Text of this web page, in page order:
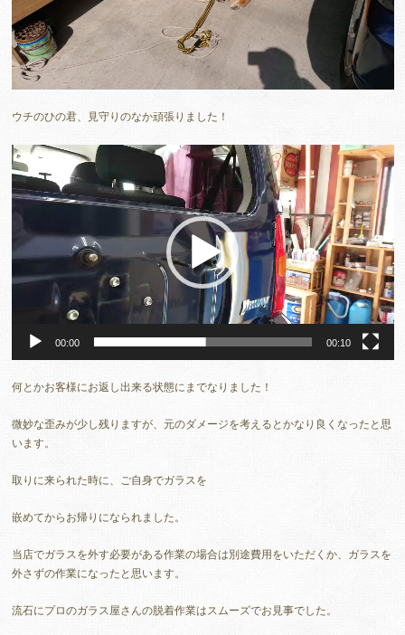
ウチのひの君、見守りのなか頑張りました！
動
画
プ
ヤ
00:00 00:10
何とかお客様にお返し出来る状態にまでなりました！
微妙な歪みが少し残りますが、元のダメージを考えるとかなり良くなったと思
います。
取りに来られた時に、ご自身でガラスを
嵌めてからお帰りになられました。
当店でガラスを外す必要がある作業の場合は別途費用をいただくか、ガラスを
外さずの作業になったと思います。
流石にプロのガラス屋さんの脱着作業はスムーズでお見事でした。